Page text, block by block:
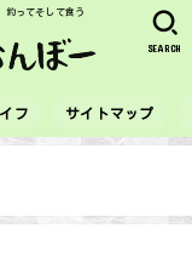
釣ってそして食う
フ サイトマップ
SEARCH